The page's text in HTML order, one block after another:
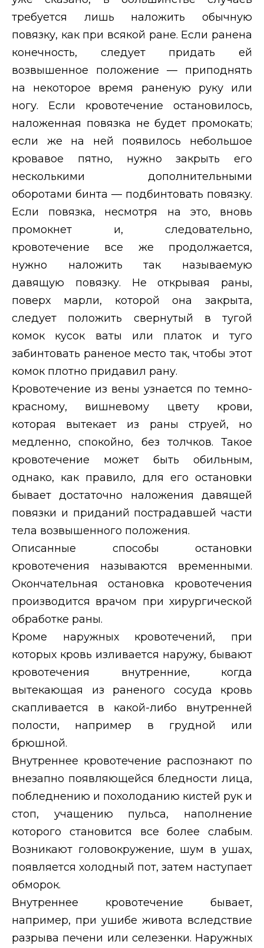
требуется лишь наложить обычную
повязку, как при всякой ране. Если ранена
конечность, следует придать ей
возвышенное положение — приподнять
на некоторое время раненую руку или
ногу. Если кровотечение остановилось,
наложенная повязка не будет промокать;
если же на ней появилось небольшое
кровавое пятно, нужно закрыть его
несколькими дополнительными
оборотами бинта — подбинтовать повязку.
Если повязка, несмотря на это, вновь
промокнет и, следовательно,
кровотечение все же продолжается,
нужно наложить так называемую
давящую повязку. Не открывая раны,
поверх марли, которой она закрыта,
следует положить свернутый в тугой
комок кусок ваты или платок и туго
забинтовать раненое место так, чтобы этот
комок плотно придавил рану.
Кровотечение из вены узнается по темно-
красному, вишневому цвету крови,
которая вытекает из раны струей, но
медленно, спокойно, без толчков. Такое
кровотечение может быть обильным,
однако, как правило, для его остановки
бывает достаточно наложения давящей
повязки и приданий пострадавшей части
тела возвышенного положения.
Описанные способы остановки
кровотечения называются временными.
Окончательная остановка кровотечения
производится врачом при хирургической
обработке раны.
Кроме наружных кровотечений, при
которых кровь изливается наружу, бывают
кровотечения внутренние, когда
вытекающая из раненого сосуда кровь
скапливается в какой-либо внутренней
полости, например в грудной или
брюшной.
Внутреннее кровотечение распознают по
внезапно появляющейся бледности лица,
побледнению и похолоданию кистей рук и
стоп, учащению пульса, наполнение
которого становится все более слабым.
Возникают головокружение, шум в ушах,
появляется холодный пот, затем наступает
обморок.
Внутреннее кровотечение бывает,
например, при ушибе живота вследствие
разрыва печени или селезенки. Наружных